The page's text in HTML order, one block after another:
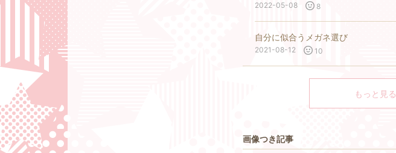
2022-05-08 8
自分に似合うメガネ選び
2021-08-12 10
もっと見る
画像つき記事